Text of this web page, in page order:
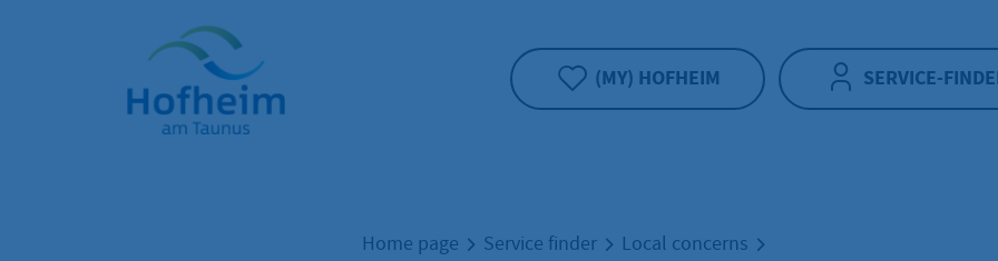
Home"
(MY) HOFHEIM SERVICE-
Home page Service finder Local concerns